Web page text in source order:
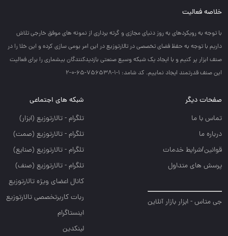
خلاصه فعالیت
با توجه به رويكردهاي به روز دنياي مجازي و گرته برداري از نمونه هاي موفق خارجي تلاش
داريم با توجه به حفظ فضاي تخصصي در تالارتوزيع در اين امر بومي سازي كرده و اين خلا را در
صنف ابزار پر كنيم و با ايجاد يك شبكه وسيع صنعتي بازديدكنندگان بيشماري را براي فعاليت
اين صنف قدرتمند ايجاد نماييم. کد شامد: 1-1-756538-65-0-2
صفحات دیگر
تماس با ما
درباره ما
قوانین/شرایط خدمات
پرسش های متداول
جی متاس - ابزار بازار آنلاین
شبکه های اجتماعی
تلگرام - تالارتوزيع (ابزار)
تلگرام - تالارتوزيع (صمت)
تلگرام - تالارتوزيع (صنايع)
تلگرام - تالارتوزیع (صنف)
کانال اعضای ویژه تالارتوزیع
ربات کاربرتخصصی تالارتوزیع
اینستاگرام
لینکدین